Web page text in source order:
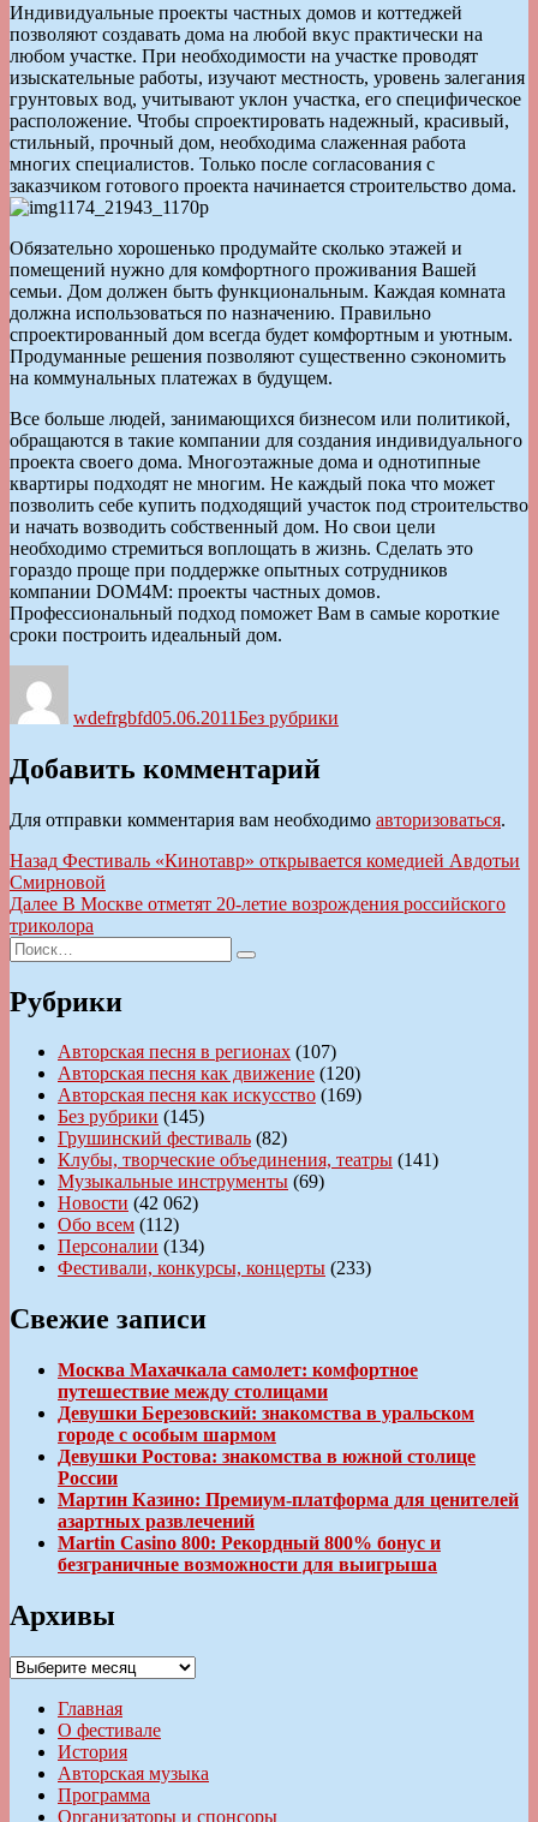
Индивидуальные проекты частных домов и коттеджей
позволяют создавать дома на любой вкус практически на
любом участке. При необходимости на участке проводят
изыскательные работы, изучают местность, уровень залегания
грунтовых вод, учитывают уклон участка, его специфическое
расположение. Чтобы спроектировать надежный, красивый,
стильный, прочный дом, необходима слаженная работа
многих специалистов. Только после согласования с
заказчиком готового проекта начинается строительство дома.
Обязательно хорошенько продумайте сколько этажей и
помещений нужно для комфортного проживания Вашей
семьи. Дом должен быть функциональным. Каждая комната
должна использоваться по назначению. Правильно
спроектированный дом всегда будет комфортным и уютным.
Продуманные решения позволяют существенно сэкономить
на коммунальных платежах в будущем.
Все больше людей, занимающихся бизнесом или политикой,
обращаются в такие компании для создания индивидуального
проекта своего дома. Многоэтажные дома и однотипные
квартиры подходят не многим. Не каждый пока что может
позволить себе купить подходящий участок под строительство
и начать возводить собственный дом. Но свои цели
необходимо стремиться воплощать в жизнь. Сделать это
гораздо проще при поддержке опытных сотрудников
компании DOM4M: проекты частных домов.
Профессиональный подход поможет Вам в самые короткие
сроки построить идеальный дом.
wdefrgbfd05.06.2011Без рубрики
Добавить комментарий
Для отправки комментария вам необходимо авторизоваться.
Навигация
по
записям
Назад Предыдущая
запись:
Фестиваль «Кинотавр» открывается комедией Авдотьи
Смирновой
Далее Следующая
запись:
В Москве отметят 20-летие возрождения российского
триколора
Искать:
Поиск
Рубрики
Авторская песня в регионах (107)
Авторская песня как движение (120)
Авторская песня как искусство (169)
Без рубрики (145)
Грушинский фестиваль (82)
Клубы, творческие объединения, театры (141)
Музыкальные инструменты (69)
Новости (42 062)
Обо всем (112)
Персоналии (134)
Фестивали, конкурсы, концерты (233)
Свежие записи
Москва Махачкала самолет: комфортное
путешествие между столицами
Девушки Березовский: знакомства в уральском
городе с особым шармом
Девушки Ростова: знакомства в южной столице
России
Мартин Казино: Премиум-платформа для ценителей
азартных развлечений
Martin Casino 800: Рекордный 800% бонус и
безграничные возможности для выигрыша
Архивы
Архивы
Главная
О фестивале
История
Авторская музыка
Программа
Организаторы и спонсоры